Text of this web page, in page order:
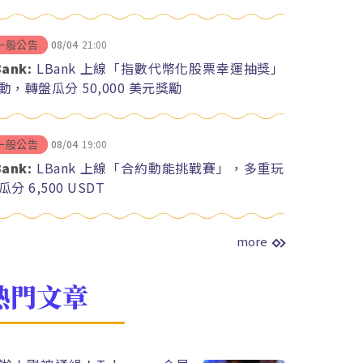
般公告 08/04 21:00
LBank 上線「指數代幣化股票幸運抽獎」
，轉盤瓜分 50,000 美元獎勵
般公告 08/04 19:00
LBank 上線「合約動能挑戰賽」，多重玩
分 6,500 USDT
more
門文章